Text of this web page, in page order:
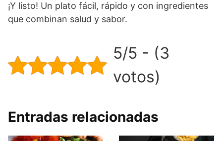
¡Y listo! Un plato fácil, rápido y con ingredientes
que combinan salud y sabor.
5/5 - (3
votos)
Entradas relacionadas